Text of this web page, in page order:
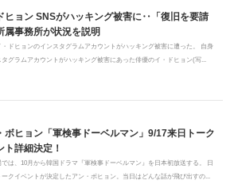
ヒョン SNSがハッキング被害に‥「復旧を要請
属事務所が状況を説明
・ドヒョンのインスタグラムアカウントがハッキング被害に遭った。 自身
タグラムアカウントがハッキング被害にあった俳優のイ・ドヒョン(写...
ボヒョン「軍検事ドーベルマン」9/17来日トーク
ト詳細決定！
では、10月から韓国ドラマ『軍検事ドーベルマン』を日本初放送する。 日
ークイベントが決定したアン・ボヒョン。当日はどんな話が飛び出すの...